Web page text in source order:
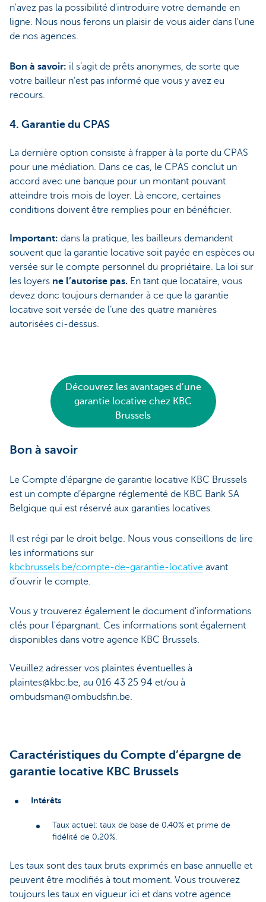
n'avez pas la possibilité d'introduire votre demande en
ligne. Nous nous ferons un plaisir de vous aider dans l'une
de nos agences.
Bon à savoir: il s’agit de prêts anonymes, de sorte que
votre bailleur n’est pas informé que vous y avez eu
recours.
4. Garantie du CPAS
La dernière option consiste à frapper à la porte du CPAS
pour une médiation. Dans ce cas, le CPAS conclut un
accord avec une banque pour un montant pouvant
atteindre trois mois de loyer. Là encore, certaines
conditions doivent être remplies pour en bénéficier.
Important: dans la pratique, les bailleurs demandent
souvent que la garantie locative soit payée en espèces ou
versée sur le compte personnel du propriétaire. La loi sur
les loyers ne l’autorise pas. En tant que locataire, vous
devez donc toujours demander à ce que la garantie
locative soit versée de l’une des quatre manières
autorisées ci-dessus.
Découvrez les avantages d’une
garantie locative chez KBC
Brussels
Bon à savoir
Le Compte d’épargne de garantie locative KBC Brussels
est un compte d’épargne réglementé de KBC Bank SA
Belgique qui est réservé aux garanties locatives.
Il est régi par le droit belge. Nous vous conseillons de lire
les informations sur
kbcbrussels.be/compte-de-garantie-locative avant
d’ouvrir le compte.
Vous y trouverez également le document d'informations
clés pour l'épargnant. Ces informations sont également
disponibles dans votre agence KBC Brussels.
Veuillez adresser vos plaintes éventuelles à
plaintes@kbc.be, au 016 43 25 94 et/ou à
ombudsman@ombudsfin.be.
Caractéristiques du Compte d’épargne de
garantie locative KBC Brussels
Intérêts
Taux actuel: taux de base de 0,40% et prime de
fidélité de 0,20%.
Les taux sont des taux bruts exprimés en base annuelle et
peuvent être modifiés à tout moment. Vous trouverez
toujours les taux en vigueur ici et dans votre agence